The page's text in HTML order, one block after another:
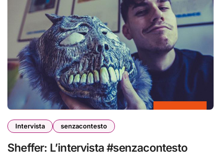
Intervista senzacontesto
Sheffer: L’intervista #senzacontesto